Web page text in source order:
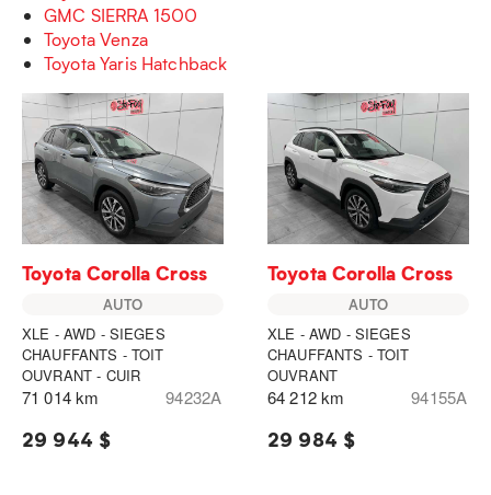
GMC SIERRA 1500
Toyota Venza
Toyota Yaris Hatchback
Toyota Corolla Cross
AUTO
XLE - AWD - SIEGES
CHAUFFANTS - TOIT
OUVRANT - CUIR
71 014 km 94232A
29 944 $
Toyota Corolla Cross
AUTO
XLE - AWD - SIEGES
CHAUFFANTS - TOIT
OUVRANT
64 212 km 94155A
29 984 $